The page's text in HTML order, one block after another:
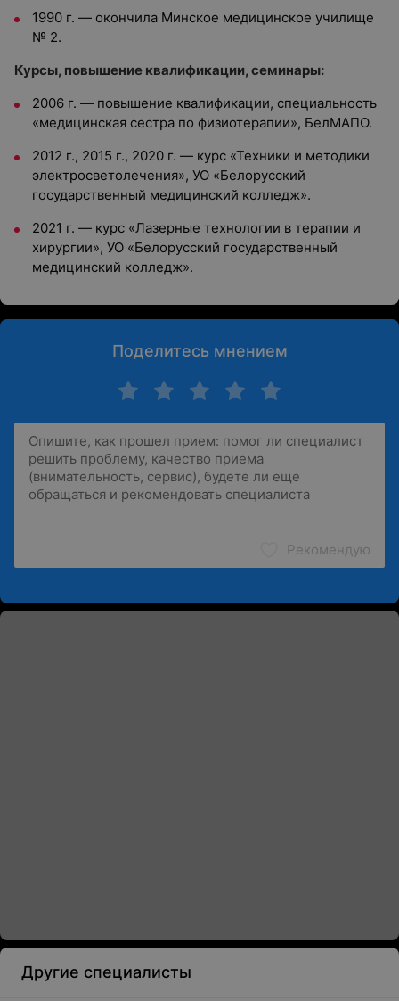
1990 г. — окончила Минское медицинское училище
№ 2.
Курсы, повышение квалификации, семинары:
2006 г. — повышение квалификации, специальность
«медицинская сестра по физиотерапии», БелМАПО.
2012 г., 2015 г., 2020 г. — курс «Техники и методики
электросветолечения», УО «Белорусский
государственный медицинский колледж».
2021 г. — курс «Лазерные технологии в терапии и
хирургии», УО «Белорусский государственный
медицинский колледж».
Поделитесь мнением
Рекомендую
Другие специалисты